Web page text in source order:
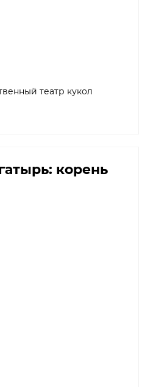
театр кукол
корень